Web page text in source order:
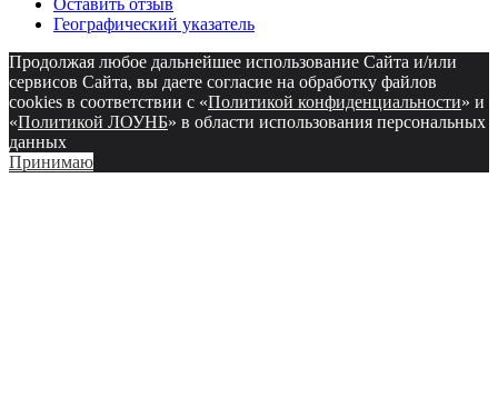
Географический указатель
Продолжая любое дальнейшее использование Сайта и/или
сервисов Сайта, вы даете согласие на обработку файлов
cookies в соответствии с «Политикой конфиденциальности» и
«Политикой ЛОУНБ» в области использования персональных
данных
Принимаю